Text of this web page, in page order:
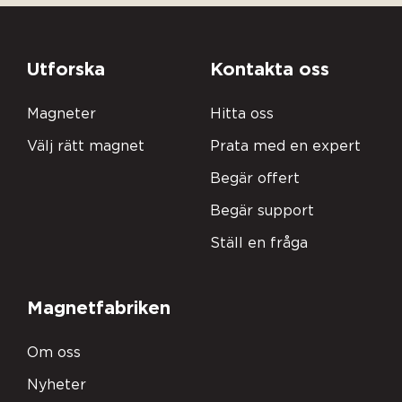
Utforska
Magneter
Välj rätt magnet
Kontakta oss
Hitta oss
Prata med en expert
Begär offert
Begär support
Ställ en fråga
Magnetfabriken
Om oss
Nyheter